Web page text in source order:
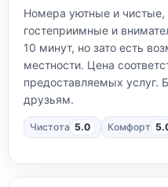
Номера уютные и чистые,
гостеприимные и
10 минут, но зато есть
местности. Цена
предоставляемых услуг.
друзьям.
Чистота 5.0 Комфорт